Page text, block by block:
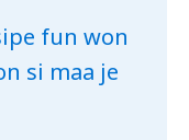
fun won
si maa je